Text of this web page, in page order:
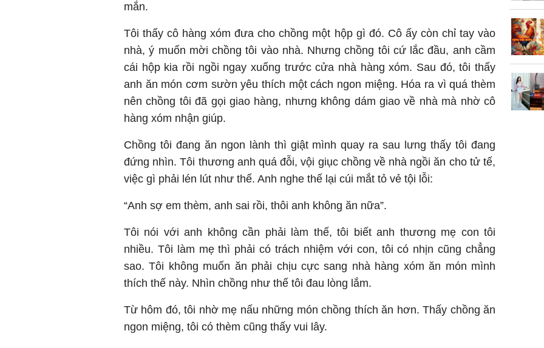
mắn.
Tôi thấy cô hàng xóm đưa cho chồng một hộp gì đó. Cô ấy còn chỉ tay vào
nhà, ý muốn mời chồng tôi vào nhà. Nhưng chồng tôi cứ lắc đầu, anh cầm
cái hộp kia rồi ngồi ngay xuống trước cửa nhà hàng xóm. Sau đó, tôi thấy
anh ăn món cơm sườn yêu thích một cách ngon miệng. Hóa ra vì quá thèm
nên chồng tôi đã gọi giao hàng, nhưng không dám giao về nhà mà nhờ cô
hàng xóm nhận giúp.
Chồng tôi đang ăn ngon lành thì giật mình quay ra sau lưng thấy tôi đang
đứng nhìn. Tôi thương anh quá đỗi, vội giục chồng về nhà ngồi ăn cho tử tế,
việc gì phải lén lút như thế. Anh nghe thế lại cúi mắt tỏ vẻ tội lỗi:
“Anh sợ em thèm, anh sai rồi, thôi anh không ăn nữa”.
Tôi nói với anh không cần phải làm thế, tôi biết anh thương mẹ con tôi
nhiều. Tôi làm mẹ thì phải có trách nhiệm với con, tôi có nhịn cũng chẳng
sao. Tôi không muốn ăn phải chịu cực sang nhà hàng xóm ăn món mình
thích thế này. Nhìn chồng như thế tôi đau lòng lắm.
Từ hôm đó, tôi nhờ mẹ nấu những món chồng thích ăn hơn. Thấy chồng ăn
ngon miệng, tôi có thèm cũng thấy vui lây.